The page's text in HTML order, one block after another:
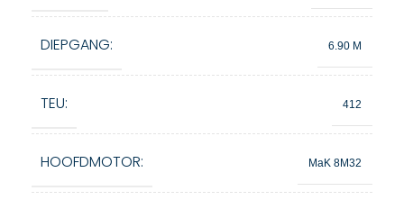
DIEPGANG: 6.90 M
TEU: 412
HOOFDMOTOR: MaK 8M32